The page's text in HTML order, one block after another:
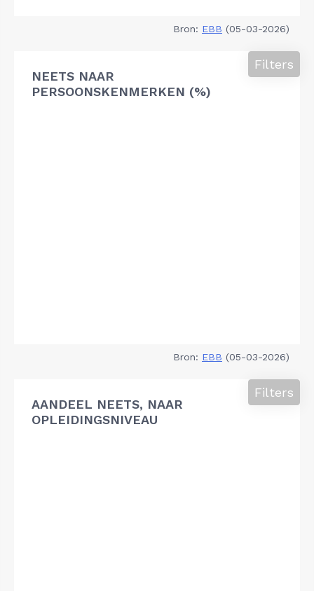
Bron: EBB (05-03-2026)
NEETS NAAR
PERSOONSKENMERKEN (%)
Filters
Bron: EBB (05-03-2026)
AANDEEL NEETS, NAAR
OPLEIDINGSNIVEAU
Filters